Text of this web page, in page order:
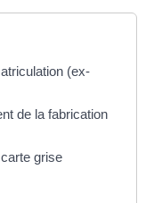
(ex-
de la fabrication
grise